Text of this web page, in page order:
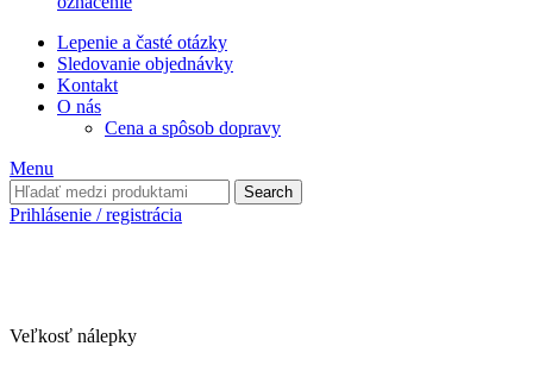
Lepenie a časté otázky
Sledovanie objednávky
Kontakt
O nás
Cena a spôsob dopravy
Menu
Search
Prihlásenie / registrácia
Veľkosť nálepky